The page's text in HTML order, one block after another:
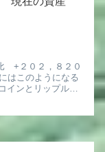
+２０２，８２０
はこのようになる
ンとリップルを